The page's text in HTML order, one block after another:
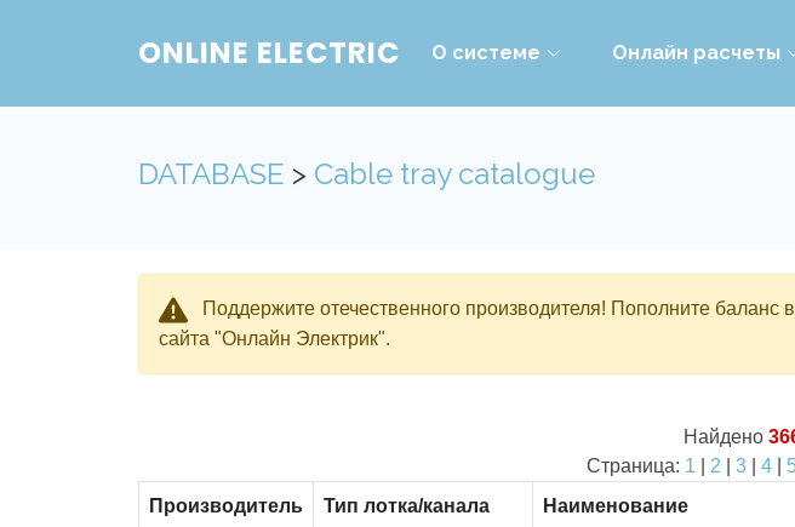
ONLINE ELECTRIC О системе Онлайн расчеты
DATABASE > Cable tray catalogue
Поддержите отечественного производителя! Пополните
сайта "Онлайн Электрик".
Найдено
Страница: 1 2 3| 4|
Производитель
Тип лотка/канала Наименование